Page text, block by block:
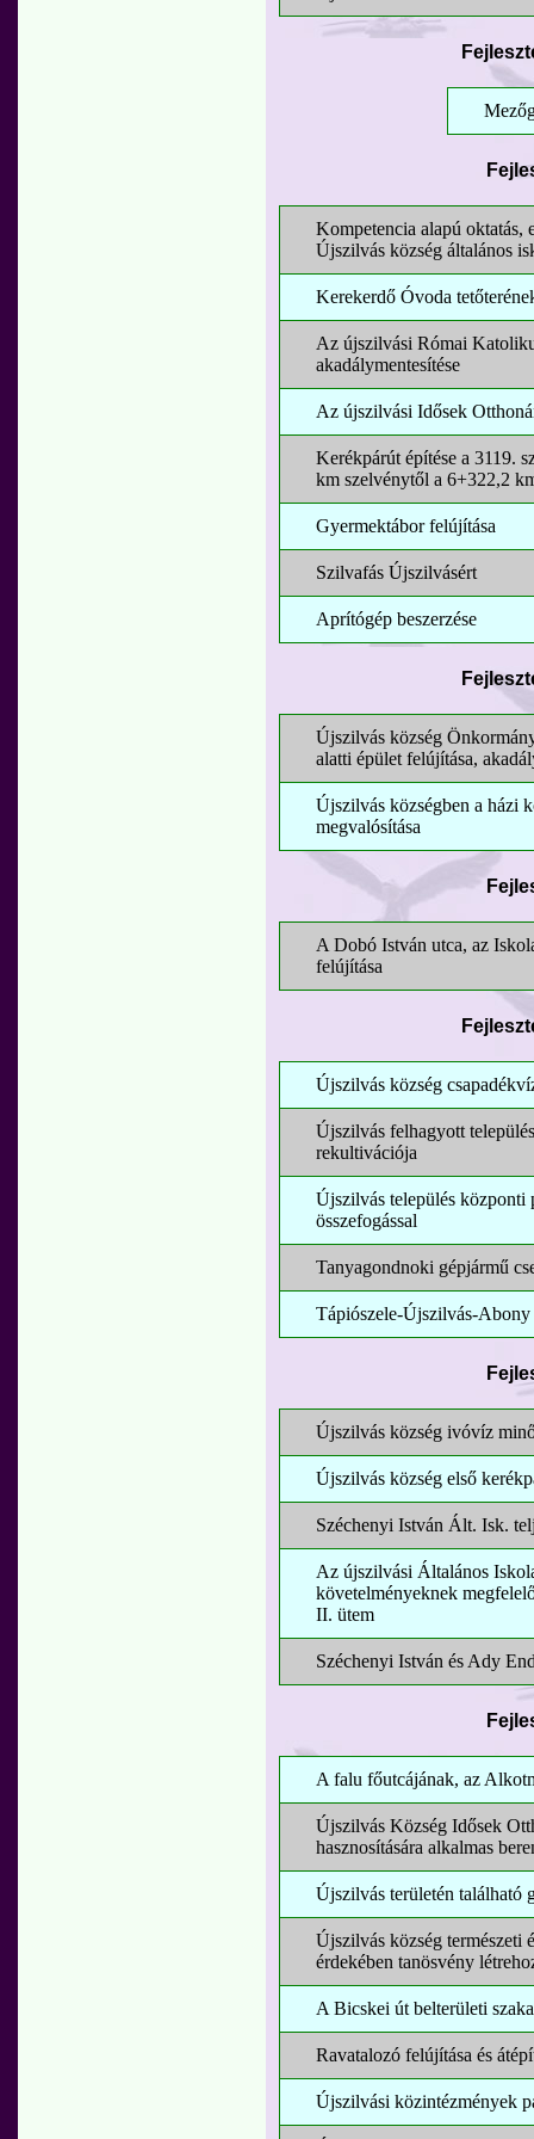
Kompetencia alapú oktatás,
Újszilvás község általános
Kerekerdő Óvoda
Az újszilvási Római
akadálymentesítése
Az újszilvási Idősek
Kerékpárút építése a 3119.
km szelvénytől a 6+322,2
Gyermektábor felújítása
Szilvafás Újszilvásért
Aprítógép beszerzése
Újszilvás község
alatti épület felújítása,
Újszilvás községben a házi
megvalósítása
A Dobó István utca, az
felújítása
Újszilvás község
Újszilvás felhagyott
rekultivációja
Újszilvás település központi
összefogással
Tanyagondnoki gépjármű
Tápiószele-Újszilvás-Abony
Újszilvás község ivóvíz
Újszilvás község első
Széchenyi István Ált. Isk.
Az újszilvási Általános
követelményeknek
II. ütem
Széchenyi István és Ady
A falu főutcájának, az
Újszilvás Község Idősek
hasznosítására alkalmas
Újszilvás területén található
Újszilvás község természeti
érdekében tanösvény
A Bicskei út belterületi
Ravatalozó felújítása és
Újszilvási közintézmények